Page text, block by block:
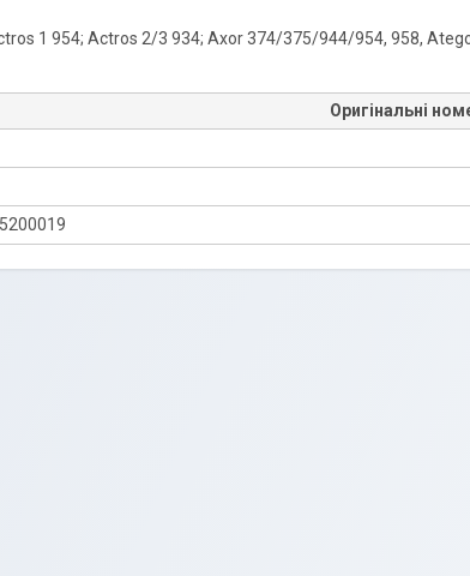
1 954; Actros 2/3 934; Axor 374/375/944/954, 958,
Оригінальні